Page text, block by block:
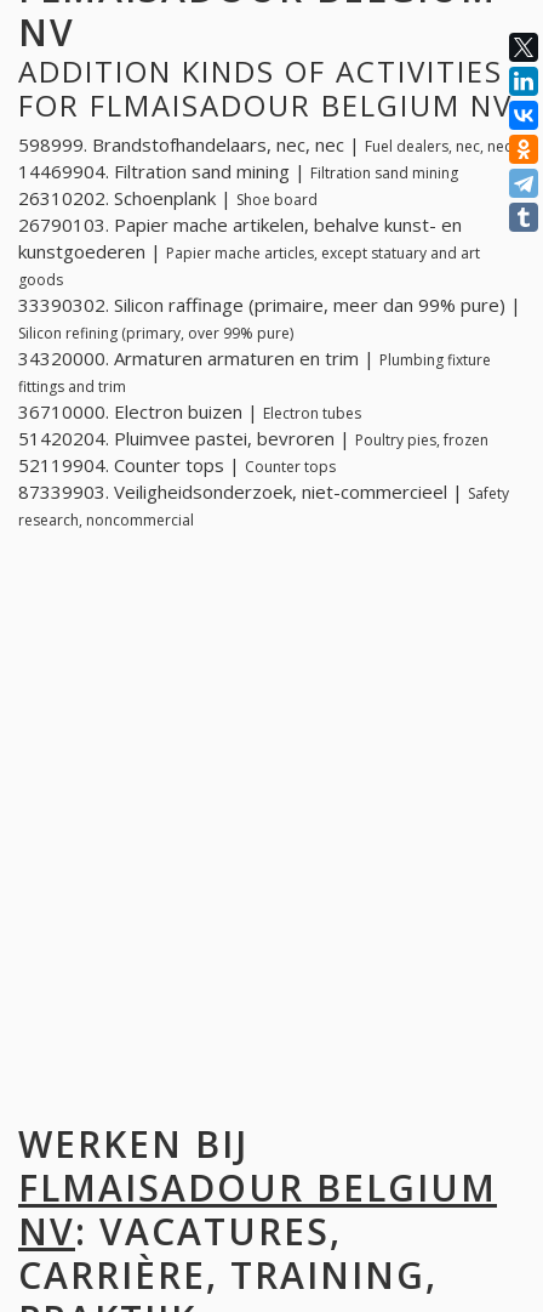
NV
ADDITION KINDS OF ACTIVITIES
FOR FLMAISADOUR BELGIUM NV
598999. Brandstofhandelaars, nec, nec | Fuel dealers, nec, nec
14469904. Filtration sand mining | Filtration sand mining
26310202. Schoenplank | Shoe board
26790103. Papier mache artikelen, behalve kunst- en
kunstgoederen | Papier mache articles, except statuary and art
goods
33390302. Silicon raffinage (primaire, meer dan 99% pure) |
Silicon refining (primary, over 99% pure)
34320000. Armaturen armaturen en trim | Plumbing fixture
fittings and trim
36710000. Electron buizen | Electron tubes
51420204. Pluimvee pastei, bevroren | Poultry pies, frozen
52119904. Counter tops | Counter tops
87339903. Veiligheidsonderzoek, niet-commercieel | Safety
research, noncommercial
WERKEN BIJ
FLMAISADOUR BELGIUM
NV: VACATURES,
CARRIÈRE, TRAINING,